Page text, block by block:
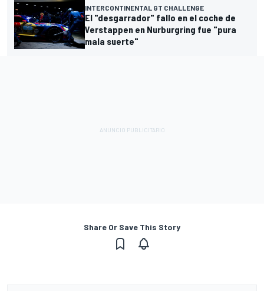
INTERCONTINENTAL GT CHALLENGE
El "desgarrador" fallo en el coche de
Verstappen en Nurburgring fue "pura
mala suerte"
Share Or Save This Story